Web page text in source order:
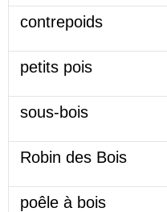
contrepoids
petits pois
sous-bois
Robin des Bois
poêle à bois